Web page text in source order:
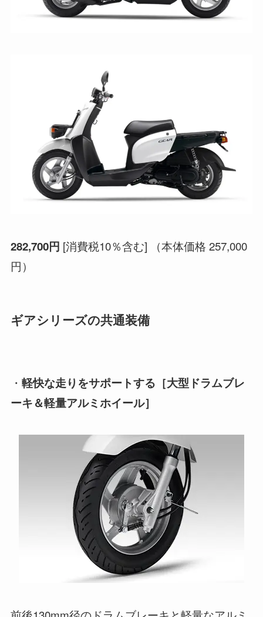
282,700円 [消費税10％含む] （本体価格 257,000
円）
ギアシリーズの共通装備
・ 軽快な走りをサポートする［大型ドラムブレ
ーキ＆軽量アルミホイール］